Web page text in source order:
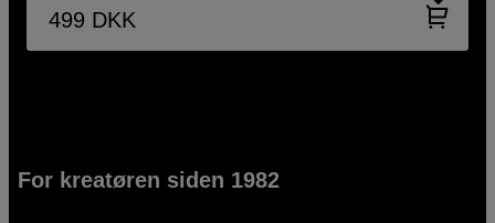
499 DKK
For kreatøren siden 1982